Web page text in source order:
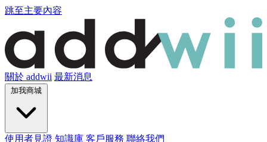
跳至主要內容
關於 addwii 最新消息
加我商城
使用者見證 知識庫 客戶服務 聯絡我們